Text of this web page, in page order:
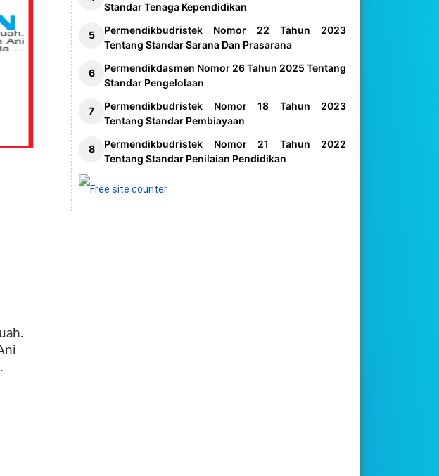
Standar Tenaga Kependidikan
Permendikbudristek Nomor 22 Tahun 2023
Tentang Standar Sarana Dan Prasarana
Permendikdasmen Nomor 26 Tahun 2025 Tentang
Standar Pengelolaan
Permendikbudristek Nomor 18 Tahun 2023
Tentang Standar Pembiayaan
Permendikbudristek Nomor 21 Tahun 2022
Tentang Standar Penilaian Pendidikan